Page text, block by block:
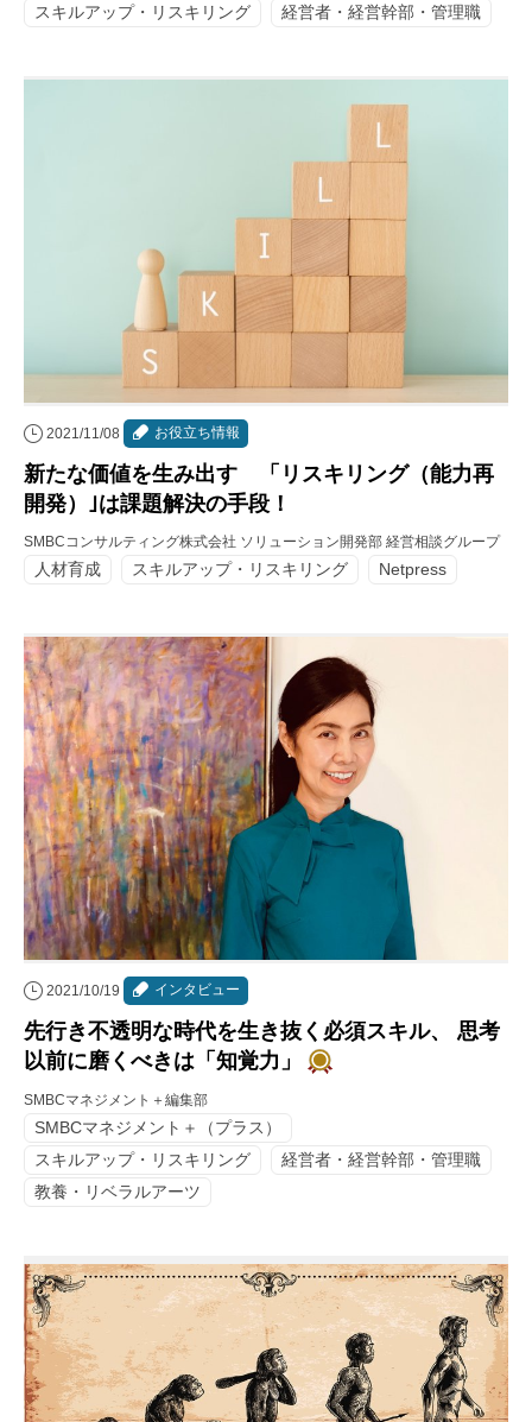
スキルアップ・リスキリング
経営者・経営幹部・管理職
2021/11/08 お役立ち情報
新たな価値を生み出す 「リスキリング（能力再
開発）｣は課題解決の手段！
SMBCコンサルティング株式会社 ソリューション開発部 経営相談グループ
人材育成 スキルアップ・リスキリング Netpress
2021/10/19 インタビュー
先行き不透明な時代を生き抜く必須スキル、 思考
以前に磨くべきは「知覚力」
SMBCマネジメント＋編集部
SMBCマネジメント＋（プラス）
スキルアップ・リスキリング
経営者・経営幹部・管理職
教養・リベラルアーツ